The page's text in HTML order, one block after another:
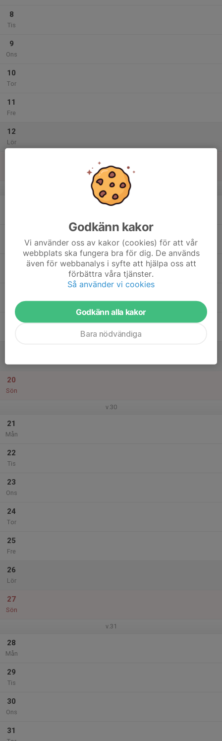
8
Tis
9
Ons
10
Tor
11
Fre
12
Lör
v.29
20
Sön
v.30
21
Mån
22
Tis
23
Ons
24
Tor
25
Fre
26
Lör
27
Sön
v.31
28
Mån
29
Tis
30
Ons
31
Godkänn kakor
Vi använder oss av kakor (cookies) för att vår
webbplats ska fungera bra för dig. De används
även för webbanalys i syfte att hjälpa oss att
förbättra våra tjänster.
Så använder vi cookies
Godkänn alla kakor
Bara nödvändiga